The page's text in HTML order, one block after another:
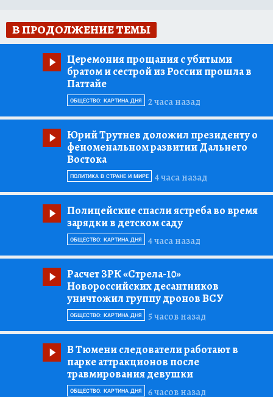
В ПРОДОЛЖЕНИЕ ТЕМЫ
Церемония прощания с убитыми
братом и сестрой из России прошла в
Паттайе
2 часа назад
ОБЩЕСТВО: КАРТИНА ДНЯ
Юрий Трутнев доложил президенту о
феноменальном развитии Дальнего
Востока
4 часа назад
ПОЛИТИКА В СТРАНЕ И МИРЕ
Полицейские спасли ястреба во время
зарядки в детском саду
4 часа назад
ОБЩЕСТВО: КАРТИНА ДНЯ
Расчет ЗРК «Стрела-10»
Новороссийских десантников
уничтожил группу дронов ВСУ
5 часов назад
ОБЩЕСТВО: КАРТИНА ДНЯ
В Тюмени следователи работают в
парке аттракционов после
травмирования девушки
6 часов назад
ОБЩЕСТВО: КАРТИНА ДНЯ